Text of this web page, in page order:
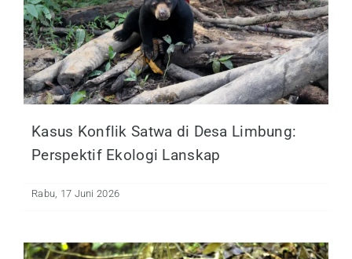
Kasus Konflik Satwa di Desa Limbung:
Perspektif Ekologi Lanskap
Rabu, 17 Juni 2026